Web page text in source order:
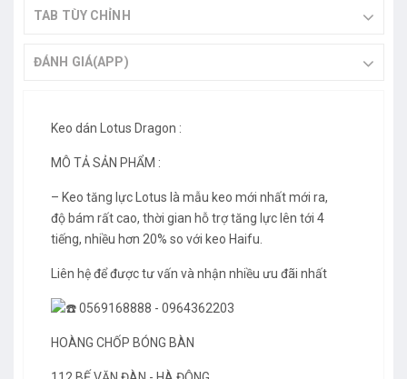
TAB TÙY CHỈNH
ĐÁNH GIÁ(APP)
Keo dán Lotus Dragon :
MÔ TẢ SẢN PHẨM :
– Keo tăng lực Lotus là mẫu keo mới nhất mới ra,
độ bám rất cao, thời gian hỗ trợ tăng lực lên tới 4
tiếng, nhiều hơn 20% so với keo Haifu.
Liên hệ để được tư vấn và nhận nhiều ưu đãi nhất
0569168888 - 0964362203
HOÀNG CHỐP BÓNG BÀN